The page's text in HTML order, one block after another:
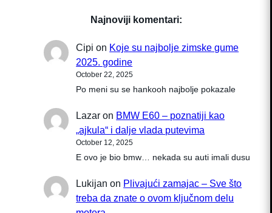
do korišćenja mobilnog…
Najnoviji komentari:
Cipi on Koje su najbolje zimske gume
2025. godine
October 22, 2025
Po meni su se hankooh najbolje pokazale
Lazar on BMW E60 – poznatiji kao
„ajkula“ i dalje vlada putevima
October 12, 2025
E ovo je bio bmw… nekada su auti imali dusu
Lukijan on Plivajući zamajac – Sve što
treba da znate o ovom ključnom delu